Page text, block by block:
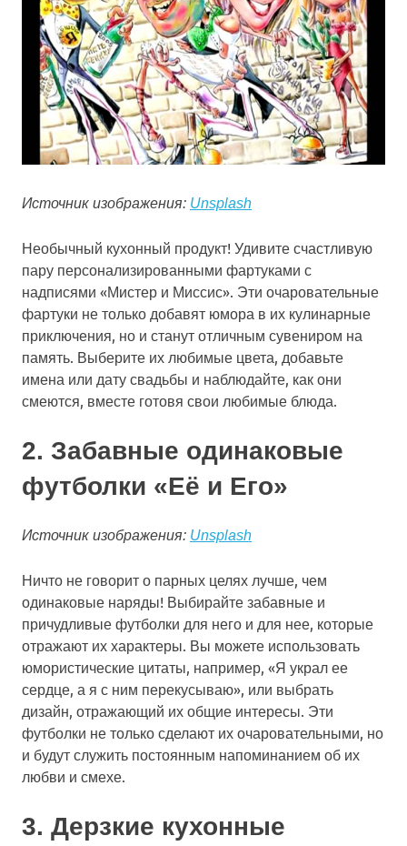
Источник изображения: Unsplash
Необычный кухонный продукт! Удивите счастливую
пару персонализированными фартуками с
надписями «Мистер и Миссис». Эти очаровательные
фартуки не только добавят юмора в их кулинарные
приключения, но и станут отличным сувениром на
память. Выберите их любимые цвета, добавьте
имена или дату свадьбы и наблюдайте, как они
смеются, вместе готовя свои любимые блюда.
2. Забавные одинаковые
футболки «Её и Его»
Источник изображения: Unsplash
Ничто не говорит о парных целях лучше, чем
одинаковые наряды! Выбирайте забавные и
причудливые футболки для него и для нее, которые
отражают их характеры. Вы можете использовать
юмористические цитаты, например, «Я украл ее
сердце, а я с ним перекусываю», или выбрать
дизайн, отражающий их общие интересы. Эти
футболки не только сделают их очаровательными, но
и будут служить постоянным напоминанием об их
любви и смехе.
3. Дерзкие кухонные